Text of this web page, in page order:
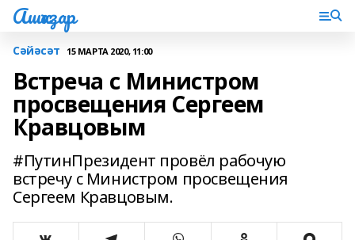
Ашҡаҙар
Сәйәсәт 15 МАРТА 2020, 11:00
Встреча с Министром
просвещения Сергеем
Кравцовым
#ПутинПрезидент провёл рабочую
встречу с Министром просвещения
Сергеем Кравцовым.